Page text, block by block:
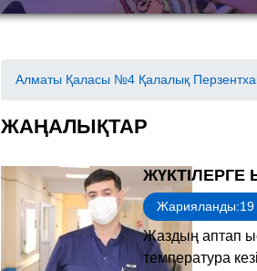
Алматы Қаласы №4 Қалалық
ЖАҢАЛЫҚТАР
ЖҮКТІЛЕРГЕ
Жаздың аптап
температура